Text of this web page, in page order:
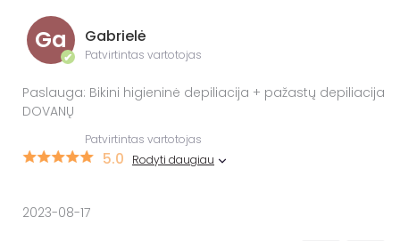
Ga
✔
Gabrielė
Patvirtintas vartotojas
Paslauga: Bikini higieninė depiliacija + pažastų depiliacija
DOVANŲ
Patvirtintas vartotojas
5.0 Rodyti daugiau
2023-08-17